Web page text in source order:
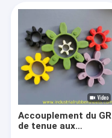
Accouplement du GR
de tenue aux